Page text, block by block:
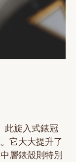
此旋入式錶冠
它大大提升了
層錶殼則特別